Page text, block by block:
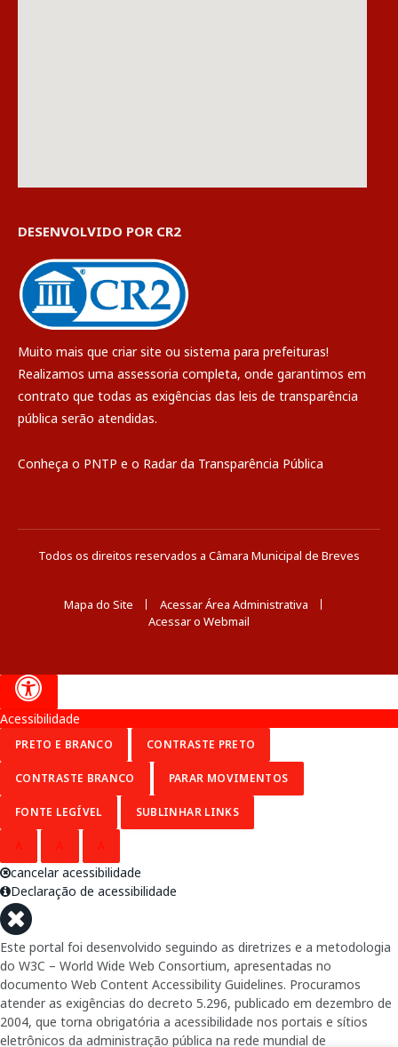
DESENVOLVIDO POR CR2
Muito mais que criar site ou sistema para prefeituras!
Realizamos uma assessoria completa, onde garantimos em
contrato que todas as exigências das leis de transparência
pública serão atendidas.
Conheça o PNTP e o Radar da Transparência Pública
Todos os direitos reservados a Câmara Municipal de Breves
Mapa do Site
Acessar Área Administrativa
Acessar o Webmail
Acessibilidade
PRETO E BRANCO CONTRASTE PRETO
CONTRASTE BRANCO PARAR MOVIMENTOS
FONTE LEGÍVEL SUBLINHAR LINKS
cancelar acessibilidade
Declaração de acessibilidade
Este portal foi desenvolvido seguindo as diretrizes e a metodologia
do W3C – World Wide Web Consortium, apresentadas no
documento Web Content Accessibility Guidelines. Procuramos
atender as exigências do decreto 5.296, publicado em dezembro de
2004, que torna obrigatória a acessibilidade nos portais e sítios
eletrônicos da administração pública na rede mundial de